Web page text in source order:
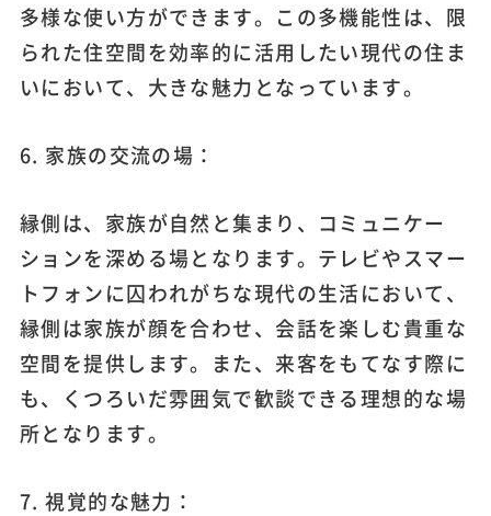
多様な使い方ができます。この多機能性は、限
られた住空間を効率的に活用したい現代の住ま
いにおいて、大きな魅力となっています。
6. 家族の交流の場：
縁側は、家族が自然と集まり、コミュニケー
ションを深める場となります。テレビやスマー
トフォンに囚われがちな現代の生活において、
縁側は家族が顔を合わせ、会話を楽しむ貴重な
空間を提供します。また、来客をもてなす際に
も、くつろいだ雰囲気で歓談できる理想的な場
所となります。
7. 視覚的な魅力：